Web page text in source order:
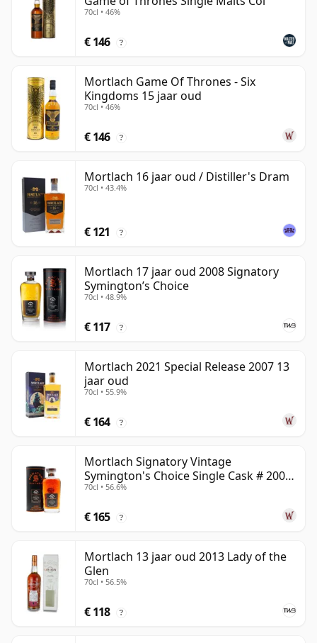
70cl • 46%
€ 146 ?
Mortlach Game Of Thrones - Six
Kingdoms 15 jaar oud
70cl • 46%
€ 146 ?
Mortlach 16 jaar oud / Distiller's Dram
70cl • 43.4%
€ 121 ?
Mortlach 17 jaar oud 2008 Signatory
Symington’s Choice
70cl • 48.9%
€ 117 ?
Mortlach 2021 Special Release 2007 13
jaar oud
70cl • 55.9%
€ 164 ?
Mortlach Signatory Vintage
Symington's Choice Single Cask # 2007
17 jaar oud
70cl • 56.6%
€ 165 ?
Mortlach 13 jaar oud 2013 Lady of the
Glen
70cl • 56.5%
€ 118 ?